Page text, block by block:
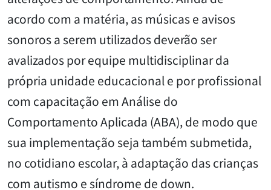
acordo com a matéria, as músicas e avisos
sonoros a serem utilizados deverão ser
avalizados por equipe multidisciplinar da
própria unidade educacional e por profissional
com capacitação em Análise do
Comportamento Aplicada (ABA), de modo que
sua implementação seja também submetida,
no cotidiano escolar, à adaptação das crianças
com autismo e síndrome de down.